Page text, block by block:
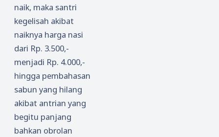
naik, maka santri
kegelisah akibat
naiknya harga nasi
dari Rp. 3.500,-
menjadi Rp. 4.000,-
hingga pembahasan
sabun yang hilang
akibat antrian yang
begitu panjang
bahkan obrolan